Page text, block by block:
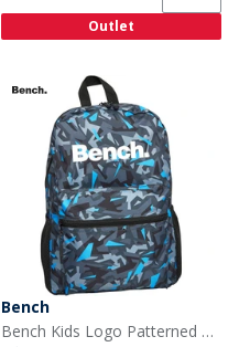
Outlet
Bench
Bench Kids Logo Patterned Rugzakken Meerkleurig